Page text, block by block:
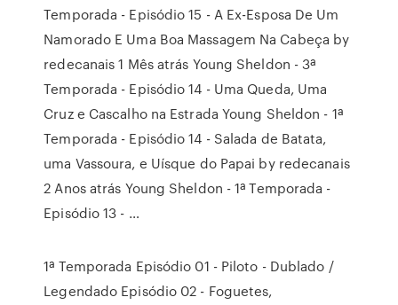
Temporada - Episódio 15 - A Ex-Esposa De Um
Namorado E Uma Boa Massagem Na Cabeça by
redecanais 1 Mês atrás Young Sheldon - 3ª
Temporada - Episódio 14 - Uma Queda, Uma
Cruz e Cascalho na Estrada Young Sheldon - 1ª
Temporada - Episódio 14 - Salada de Batata,
uma Vassoura, e Uísque do Papai by redecanais
2 Anos atrás Young Sheldon - 1ª Temporada -
Episódio 13 - …
1ª Temporada Episódio 01 - Piloto - Dublado /
Legendado Episódio 02 - Foguetes,